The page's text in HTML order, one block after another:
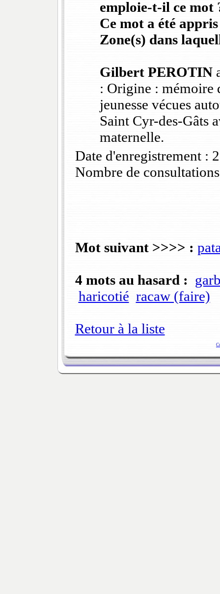
emploie-t-il ce mot
Ce mot a été
Zone(s) dans
Gilbert PEROTIN
: Origine : mémoire
jeunesse vécues
Saint Cyr-des-Gâts
maternelle.
Date d'enregistrement :
Nombre de
Mot suivant >>>> :
4 mots au hasard :
haricotié racaw (faire)
Retour à la liste